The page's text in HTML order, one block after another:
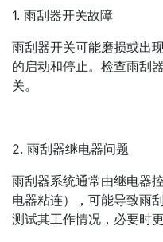
1. 雨刮器开关故障
雨刮器开关可能磨损或出
的启动和停止。检查雨刮
关。
2. 雨刮器继电器问题
雨刮器系统通常由继电器
电器粘连），可能导致雨
测试其工作情况，必要时更